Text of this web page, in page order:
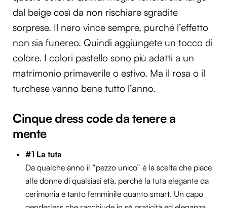
dal beige così da non rischiare sgradite
sorprese. Il nero vince sempre, purché l’effetto
non sia funereo. Quindi aggiungete un tocco di
colore. I colori pastello sono più adatti a un
matrimonio primaverile o estivo. Ma il rosa o il
turchese vanno bene tutto l’anno.
Cinque dress code da tenere a
mente
#1 La tuta
Da qualche anno il “pezzo unico” è la scelta che piace
alle donne di qualsiasi età, perché la tuta elegante da
cerimonia è tanto femminile quanto smart. Un capo